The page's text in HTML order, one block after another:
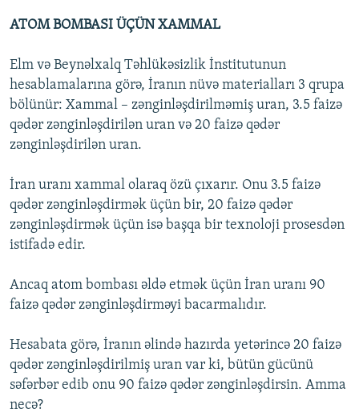
ATOM BOMBASI ÜÇÜN XAMMAL
Elm və Beynəlxalq Təhlükəsizlik İnstitutunun
hesablamalarına görə, İranın nüvə materialları 3 qrupa
bölünür: Xammal – zənginləşdirilməmiş uran, 3.5 faizə
qədər zənginləşdirilən uran və 20 faizə qədər
zənginləşdirilən uran.
İran uranı xammal olaraq özü çıxarır. Onu 3.5 faizə
qədər zənginləşdirmək üçün bir, 20 faizə qədər
zənginləşdirmək üçün isə başqa bir texnoloji prosesdən
istifadə edir.
Ancaq atom bombası əldə etmək üçün İran uranı 90
faizə qədər zənginləşdirməyi bacarmalıdır.
Hesabata görə, İranın əlində hazırda yetərincə 20 faizə
qədər zənginləşdirilmiş uran var ki, bütün gücünü
səfərbər edib onu 90 faizə qədər zənginləşdirsin. Amma
necə?